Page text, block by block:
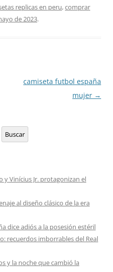
replicas en peru,comprar
de 2023.
camiseta futbol españa
mujer →
Buscar
y Vinícius Jr. protagonizan el
al diseño clásico de la era
dice adiós a la posesión estéril
recuerdos imborrables del Real
y la noche que cambió la